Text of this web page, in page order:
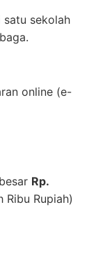
sekolah
online (e-
Rp.
Ribu Rupiah)